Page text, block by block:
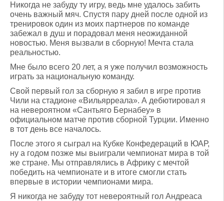
Никогда не забуду ту игру, ведь мне удалось забить
очень важный мяч. Спустя пару дней после одной из
тренировок один из моих партнеров по команде
забежал в душ и порадовал меня неожиданной
новостью. Меня вызвали в сборную! Мечта стала
реальностью.
Мне было всего 20 лет, а я уже получил возможность
играть за национальную команду.
Свой первый гол за сборную я забил в игре против
Чили на стадионе «Вильярреала». А дебютировал я
на невероятном «Сантьяго Бернабеу» в
официальном матче против сборной Турции. Именно
в тот день все началось.
После этого я сыграл на Кубке Конфедераций в ЮАР,
ну а годом позже мы выиграли чемпионат мира в той
же стране. Мы отправлялись в Африку с мечтой
победить на чемпионате и в итоге смогли стать
впервые в истории чемпионами мира.
Я никогда не забуду тот невероятный гол Андреаса